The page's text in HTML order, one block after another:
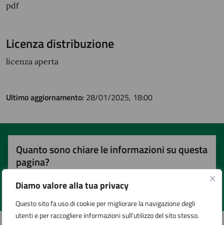
Diamo valore alla tua privacy
Questo sito fa uso di cookie per migliorare la navigazione degli
utenti e per raccogliere informazioni sull'utilizzo del sito stesso.
pdf
Licenza distribuzione
licenza aperta
Ultimo aggiornamento: 28/01/2025, 18:00
Quanto sono chiare le informazioni su questa
pagina?